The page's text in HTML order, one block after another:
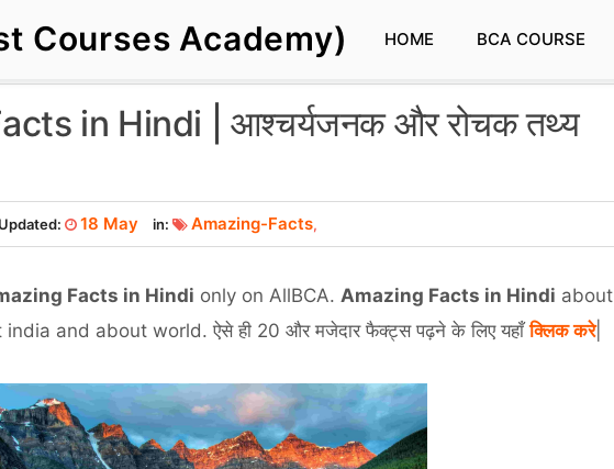
Courses Academy) HOME BCA COURSE
in Hindi | आश्चर्यजनक और रोचक तथ्य
18 May in: Amazing-Facts,
Facts in Hindi only on AllBCA. Amazing Facts in Hindi about
and about world. ऐसे ही 20 और मजेदार फैक्ट्स पढ़ने के लिए यहाँक्लिक करे|